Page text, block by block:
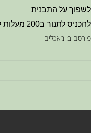
לשפוך על התבנית
להכניס לתנור ב200 מעלות ל20 דקות
פורסם ב: מאכלים